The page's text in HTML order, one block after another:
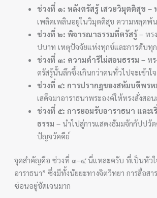
ช่วงที่ ๑: หลังตรัสรู้ เสวยวิมุตติสุข –
เพลิดเพลินอยู่ในวิมุตติสุข ความหลุดพ้
ช่วงที่ ๒: พิจารณาธรรมที่ตรัสรู้– ทร
ปบาท เหตุปัจจัยแห่งทุกข์และการดับทุก
ช่วงที่ ๓: ความดำริไม่สอนธรรม – ท
ตรัสรู้นั้นลึกซึ้งเกินกว่าคนทั่วไปจะเข้าใจ
ช่วงที่ ๔: การปรากฏของสหัมบดีพรห
เสด็จมาอาราธนาพระองค์ให้ทรงสั่งสอ
ช่วงที่ ๕: การยอมรับอาราธนา และเ
ธรรม – นำไปสู่การแสดงธัมมจักกัปปวั
ปัญจวัคคีย์
จุดสำคัญคือ ช่วงที่ ๓–๔ นี่แหละครับ ที่เป็นหัว
อาราธนา” ซึ่งมีทั้งนัยยะทางจิตวิทยา การสื่อส
ซ่อนอยู่ชัดเจนมาก